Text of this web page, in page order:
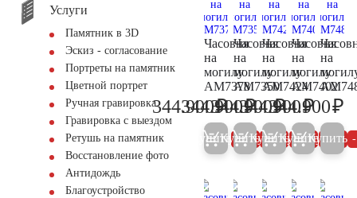
Услуги
Памятник в 3D
Эскиз - согласование
Портреты на памятник
Цветной портрет
Ручная гравировка
Гравировка с выездом
Ретушь на памятник
Восстановление фото
Антидождь
Благоустройство
Часовня
на
могилу
AM7378
363.000
344.900₽
Купить 5%
Часовня
на
могилу
AM7350
363.000
344.900₽
Купить 5%
Часовня
на
могилу
AM7424
363.000
344.900₽
Купить 5%
Часовня
на
могилу
AM7402
363.000
344.900₽
Купить 5%
на
344.900₽
Купить